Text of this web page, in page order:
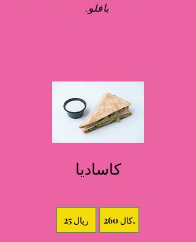
بافلو.
كاساديا
25 ريال 260 كال.